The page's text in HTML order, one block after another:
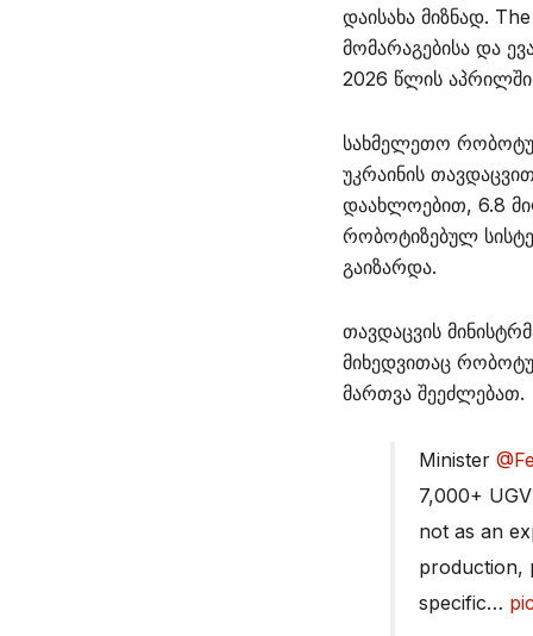
დაისახა მიზნად.
მომარაგებისა და
2026 წლის
სახმელეთო
უკრაინის
დაახლოებით, 6.8
რობოტიზებულ
გაიზარდა.
თავდაცვის
მიხედვითაც
მართვა შეეძლებათ.
Minister
7,000+
not as an
production,
specific…